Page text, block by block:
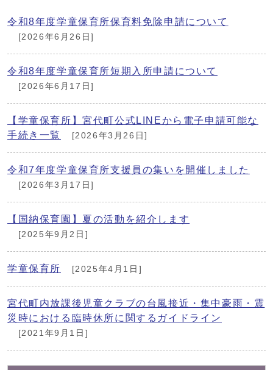
令和8年度学童保育所保育料免除申請について
[2026年6月26日]
令和8年度学童保育所短期入所申請について
[2026年6月17日]
【学童保育所】宮代町公式LINEから電子申請可能な
手続き一覧
[2026年3月26日]
令和7年度学童保育所支援員の集いを開催しました
[2026年3月17日]
【国納保育園】夏の活動を紹介します
[2025年9月2日]
学童保育所 [2025年4月1日]
宮代町内放課後児童クラブの台風接近・集中豪雨・震
災時における臨時休所に関するガイドライン
[2021年9月1日]